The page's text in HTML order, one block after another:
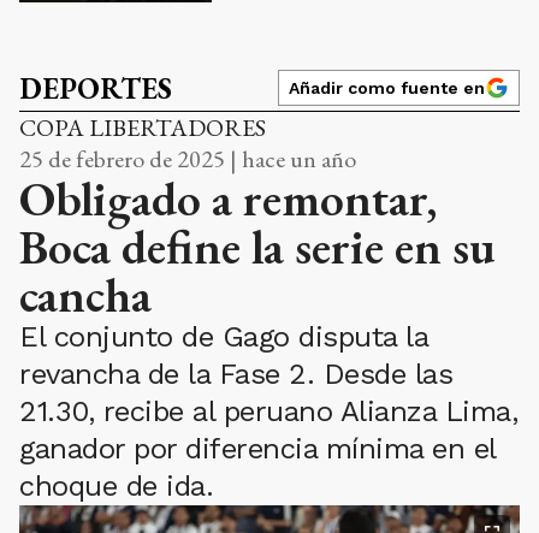
DEPORTES Añadir como fuente en
COPA LIBERTADORES
25 de febrero de 2025 | hace un año
Obligado a remontar,
Boca define la serie en su
cancha
El conjunto de Gago disputa la
revancha de la Fase 2. Desde las
21.30, recibe al peruano Alianza Lima,
ganador por diferencia mínima en el
choque de ida.